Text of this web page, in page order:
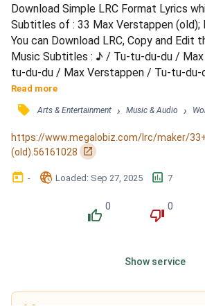
Download Simple LRC Format Lyrics
Subtitles of : 33 Max Verstappen (old);
You can Download LRC, Copy and Edit
Music Subtitles : ♪ / Tu-tu-du-du /
tu-du-du / Max Verstappen / Tu-tu-du-
Verstappen / Tu-tu-du-du / Max
zijn er nog te gaan / Er is geel en /
car / Het wereldkampioenschap is
hem / Hij heeft hem / ♪ / Tu-tu-du-du /
Tu-tu-d...
Read more
󰓹 Arts & Entertainment › Music & Audio ›
https://www.megalobiz.com/lrc/maker/
(old).56161028
󰏌
󰃶 - 󱉊 Loaded: Sep 27, 2025 󱕎 7
󰔔
0
󰔒
0
Show service